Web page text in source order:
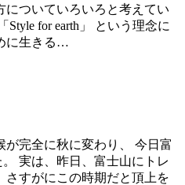
についていろいろと考えてい
for earth」 という理念に
に生きる…
完全に秋に変わり、 今日富
実は、昨日、富士山にトレ
さすがにこの時期だと頂上を